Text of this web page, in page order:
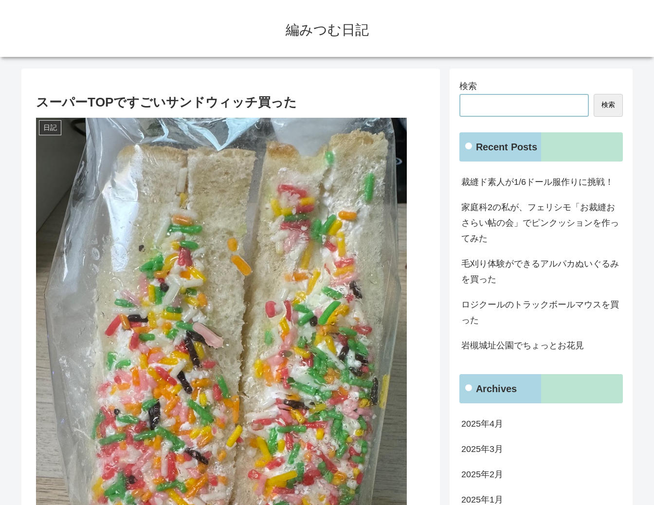
編みつむ日記
スーパーTOPですごいサンドウィッチ買った
日記
検索
検索
Recent Posts
裁縫ド素人が1/6ドール服作りに挑戦！
家庭科2の私が、フェリシモ「お裁縫お
さらい帖の会」でピンクッションを作っ
てみた
毛刈り体験ができるアルパカぬいぐるみ
を買った
ロジクールのトラックボールマウスを買
った
岩槻城址公園でちょっとお花見
Archives
2025年4月
2025年3月
2025年2月
2025年1月